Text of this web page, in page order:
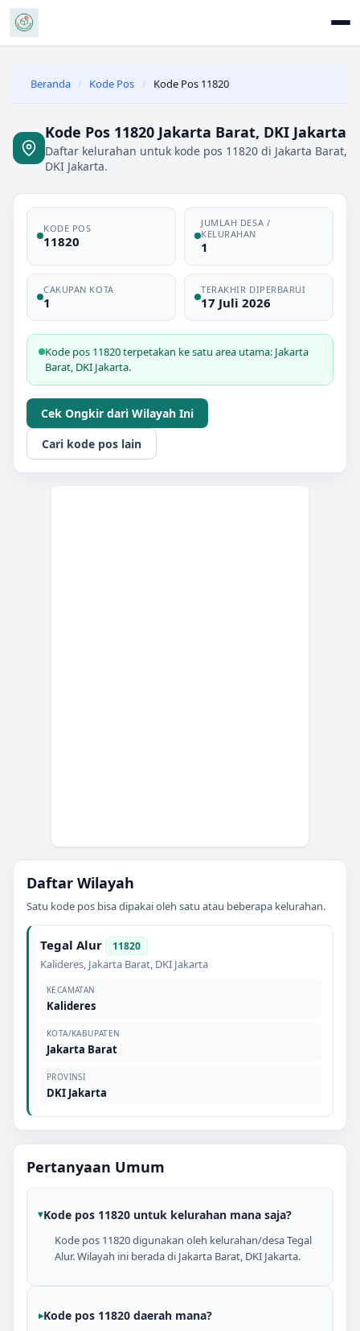
Beranda / Kode Pos / Kode Pos 11820
Kode Pos 11820 Jakarta Barat, DKI Jakarta
Daftar kelurahan untuk kode pos 11820 di Jakarta Barat,
DKI Jakarta.
KODE POS
11820
JUMLAH DESA /
KELURAHAN
1
CAKUPAN KOTA
1
TERAKHIR DIPERBARUI
17 Juli 2026
Kode pos 11820 terpetakan ke satu area utama: Jakarta
Barat, DKI Jakarta.
Cek Ongkir dari Wilayah Ini
Cari kode pos lain
Daftar Wilayah
Satu kode pos bisa dipakai oleh satu atau beberapa kelurahan.
Tegal Alur 11820
Kalideres, Jakarta Barat, DKI Jakarta
KECAMATAN
Kalideres
KOTA/KABUPATEN
Jakarta Barat
PROVINSI
DKI Jakarta
Pertanyaan Umum
Kode pos 11820 untuk kelurahan mana saja?
Kode pos 11820 digunakan oleh kelurahan/desa Tegal
Alur. Wilayah ini berada di Jakarta Barat, DKI Jakarta.
Kode pos 11820 daerah mana?